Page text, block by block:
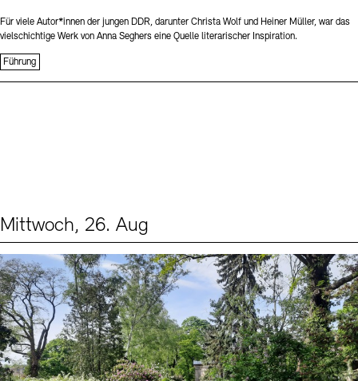
Für viele Autor*innen der jungen DDR, darunter Christa Wolf und Heiner Müller, war das
vielschichtige Werk von Anna Seghers eine Quelle literarischer Inspiration.
Führung
Mittwoch, 26. Aug